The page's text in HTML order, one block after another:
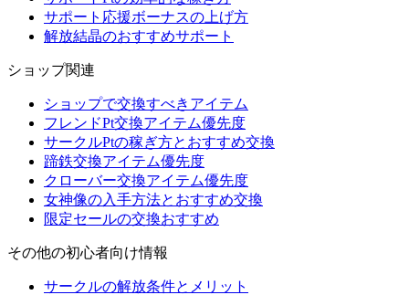
サポート応援ボーナスの上げ方
解放結晶のおすすめサポート
ショップ関連
ショップで交換すべきアイテム
フレンドPt交換アイテム優先度
サークルPtの稼ぎ方とおすすめ交換
蹄鉄交換アイテム優先度
クローバー交換アイテム優先度
女神像の入手方法とおすすめ交換
限定セールの交換おすすめ
その他の初心者向け情報
サークルの解放条件とメリット